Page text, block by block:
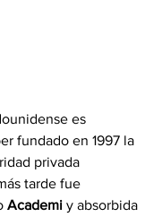
es
fundado en 1997 la
privada
tarde fue
Academi y absorbida